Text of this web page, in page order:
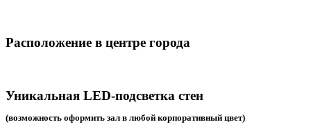
Расположение в центре города
Уникальная LED-подсветка стен
(возможность оформить зал в любой корпоративный цвет)